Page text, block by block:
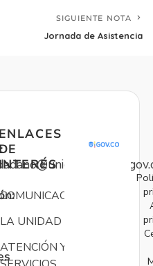
SIGUIENTE NOTA
Jornada de Asistencia
COMUNICACIONES
LA UNIDAD
ATENCIÓN Y